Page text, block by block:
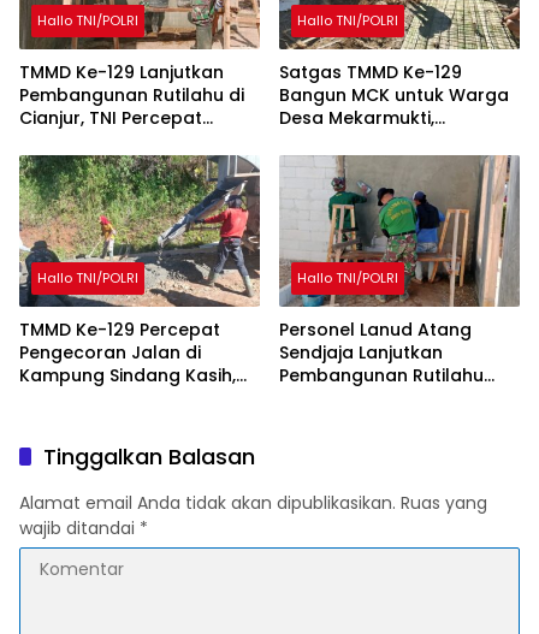
Hallo TNI/POLRI
TMMD Ke-129 Lanjutkan
Pembangunan Rutilahu di
Cianjur, TNI Percepat
Hunian Warga
Hallo TNI/POLRI
Satgas TMMD Ke-129
Bangun MCK untuk Warga
Desa Mekarmukti,
Layak
Hallo TNI/POLRI
TMMD Ke-129 Percepat
Pengecoran Jalan di
Kampung Sindang Kasih,
Hallo TNI/POLRI
Personel Lanud Atang
Sendjaja Lanjutkan
Pembangunan Rutilahu
Tinggalkan Balasan
Alamat email Anda tidak akan dipublikasikan. Ruas yang
wajib ditandai *